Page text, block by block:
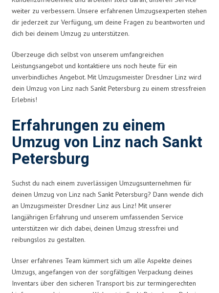
weiter zu verbessern. Unsere erfahrenen Umzugsexperten stehen
dir jederzeit zur Verfügung, um deine Fragen zu beantworten und
dich bei deinem Umzug zu unterstützen.
Überzeuge dich selbst von unserem umfangreichen
Leistungsangebot und kontaktiere uns noch heute für ein
unverbindliches Angebot. Mit Umzugsmeister Dresdner Linz wird
dein Umzug von Linz nach Sankt Petersburg zu einem stressfreien
Erlebnis!
Erfahrungen zu einem
Umzug von Linz nach Sankt
Petersburg
Suchst du nach einem zuverlässigen Umzugsunternehmen für
deinen Umzug von Linz nach Sankt Petersburg? Dann wende dich
an Umzugsmeister Dresdner Linz aus Linz! Mit unserer
langjährigen Erfahrung und unserem umfassenden Service
unterstützen wir dich dabei, deinen Umzug stressfrei und
reibungslos zu gestalten.
Unser erfahrenes Team kümmert sich um alle Aspekte deines
Umzugs, angefangen von der sorgfältigen Verpackung deines
Inventars über den sicheren Transport bis zur termingerechten